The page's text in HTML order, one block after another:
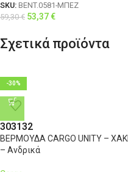
SKU: BENT.0581-ΜΠΕΖ
59,30€ 53,37€
Σχετικά προϊόντα
-30%
303132
ΒΕΡΜΟΥΔΑ CARGO UNITY – ΧΑΚΙ
– Ανδρικά